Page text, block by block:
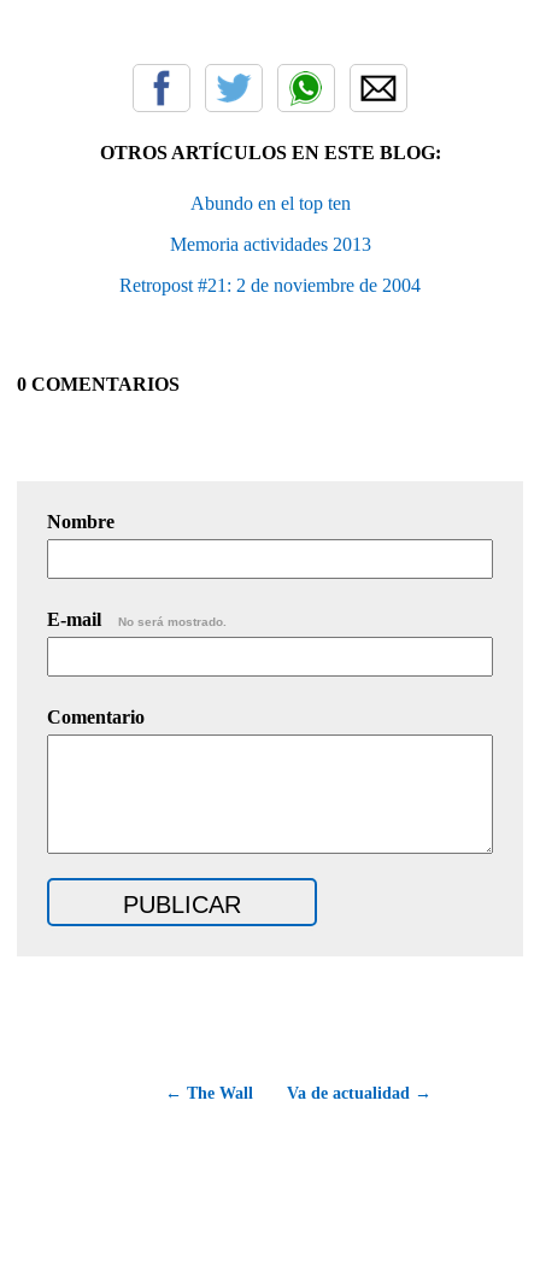
OTROS ARTÍCULOS EN ESTE BLOG:
Abundo en el top ten
Memoria actividades 2013
Retropost #21: 2 de noviembre de 2004
0 COMENTARIOS
Nombre
E-mail No será mostrado.
Comentario
← The Wall Va de actualidad →